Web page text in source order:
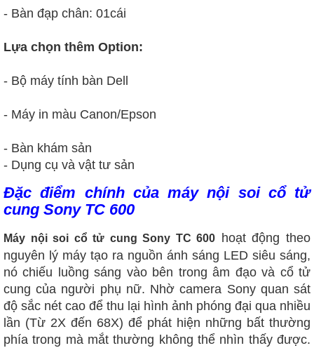
- Bàn đạp chân: 01cái
Lựa chọn thêm Option:
- Bộ máy tính bàn Dell
- Máy in màu Canon/Epson
- Bàn khám sản
- Dụng cụ và vật tư sản
Đặc điểm chính của máy nội soi cổ tử
cung Sony TC 600
Máy nội soi cổ tử cung Sony TC 600 hoạt động theo
nguyên lý máy tạo ra nguồn ánh sáng LED siêu sáng,
nó chiếu luồng sáng vào bên trong âm đạo và cổ tử
cung của người phụ nữ. Nhờ camera Sony quan sát
độ sắc nét cao để thu lại hình ảnh phóng đại qua nhiều
lần (Từ 2X đến 68X) để phát hiện những bất thường
phía trong mà mắt thường không thể nhìn thấy được.